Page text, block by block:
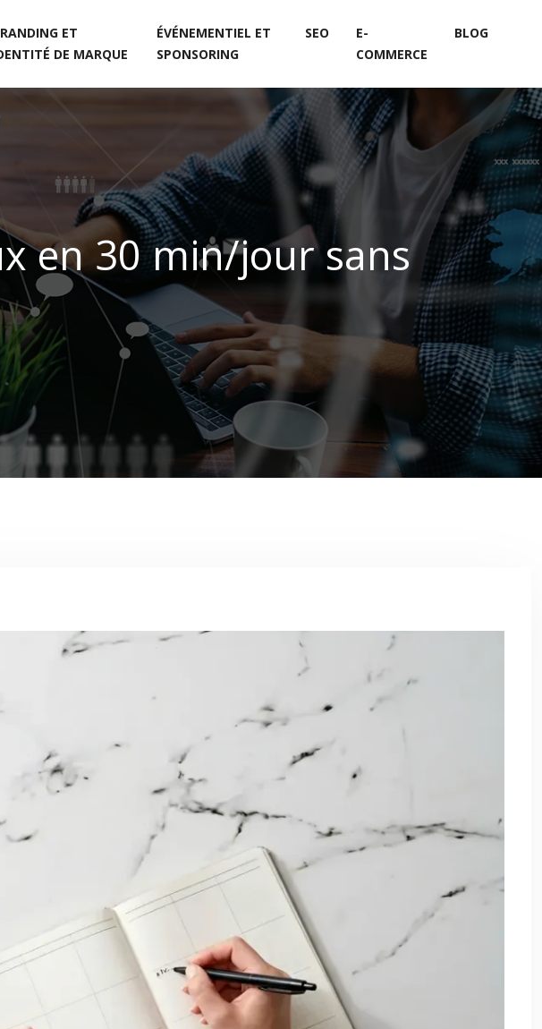
ET
DE MARQUE
ÉVÉNEMENTIEL ET
SPONSORING
SEO
E-
COMMERCE
BLOG
en 30 min/jour sans